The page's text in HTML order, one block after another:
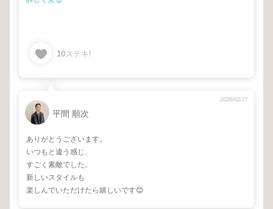
10ステキ!
平間 順次
2026/02/27
ありがとうございます。
いつもと違う感じ、
すごく素敵でした。
新しいスタイルも
楽しんでいただけたら嬉しいです😊